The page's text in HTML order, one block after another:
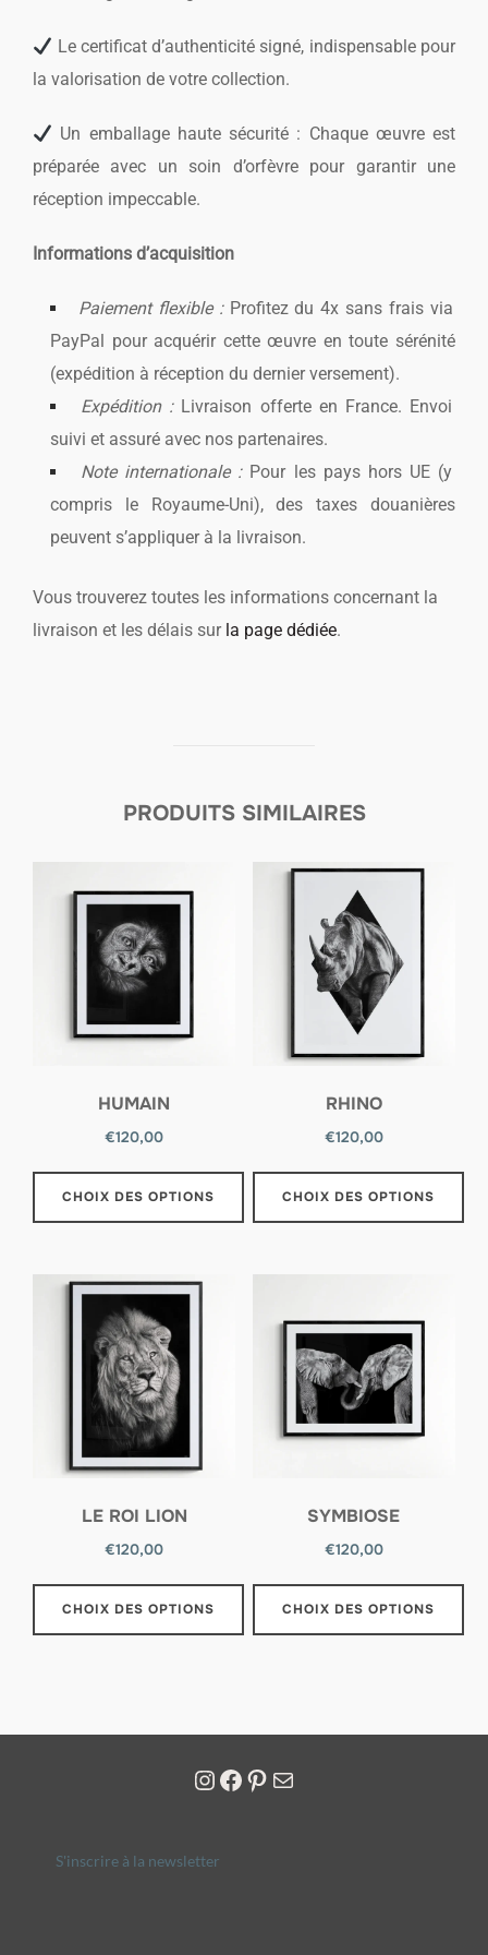
Le certificat d’authenticité signé, indispensable pour
la valorisation de votre collection.
Un emballage haute sécurité : Chaque œuvre est
préparée avec un soin d’orfèvre pour garantir une
réception impeccable.
Informations d’acquisition
Paiement flexible :Profitez du 4x sans frais via
PayPal pour acquérir cette œuvre en toute sérénité
(expédition à réception du dernier versement).
Expédition :Livraison offerte en France. Envoi
suivi et assuré avec nos partenaires.
Note internationale :Pour les pays hors UE (y
compris le Royaume-Uni), des taxes douanières
peuvent s’appliquer à la livraison.
Vous trouverez toutes les informations concernant la
livraison et les délais sur la page dédiée.
PRODUITS SIMILAIRES
HUMAIN
€120,00
CHOIX DES OPTIONS
RHINO
€120,00
CHOIX DES OPTIONS
LE ROI LION
€120,00
CHOIX DES OPTIONS
SYMBIOSE
€120,00
CHOIX DES OPTIONS
S'inscrire à la newsletter